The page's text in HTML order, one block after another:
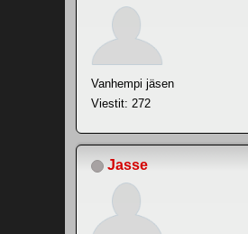
Vanhempi jäsen
Viestit: 272
Jasse